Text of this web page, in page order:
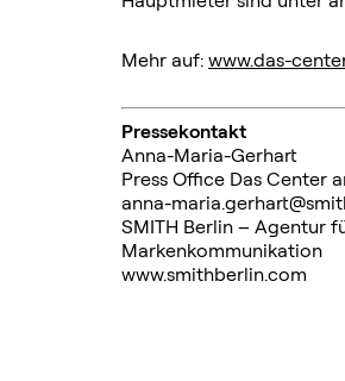
Mehr auf: www.das-
Pressekontakt
Anna-Maria-Gerhart
Press Office Das Center
anna-
SMITH Berlin – Agentur
Markenkommunikation
www.smithberlin.com